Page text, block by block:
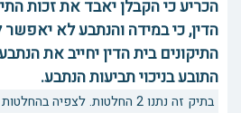
הדין, כי במידה והנתבע לא
התיקונים בית הדין יחייב את
התובע בניכוי תביעות הנתבע.
בתיק זה נתנו 2 החלטות. לצפיה בהחלטות נוספות